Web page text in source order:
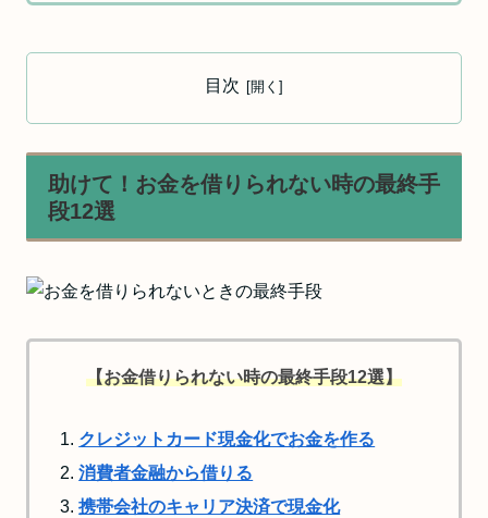
目次
助けて！お金を借りられない時の最終手
段12選
【お金借りられない時の最終手段12選】
クレジットカード現金化でお金を作る
消費者金融から借りる
携帯会社のキャリア決済で現金化